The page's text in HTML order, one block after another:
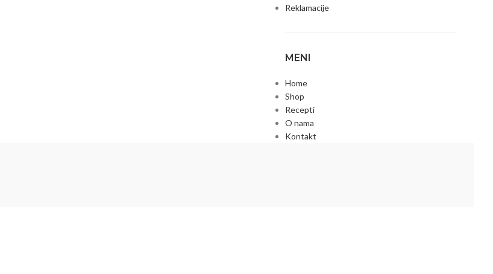
Reklamacije
MENI
Home
Shop
Recepti
O nama
Kontakt